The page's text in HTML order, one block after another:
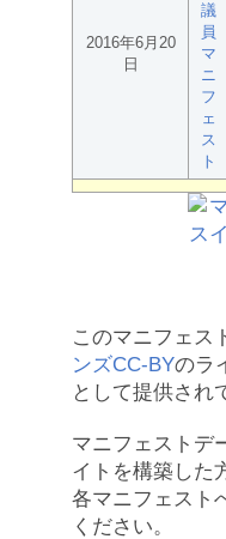
2016年6月20
日
議
員
マ
ニ
フ
ェ
ス
ト
このマニフェス
ンズCC-BYのラ
として提供され
マニフェストデ
イトを構築した
各マニフェスト
ください。